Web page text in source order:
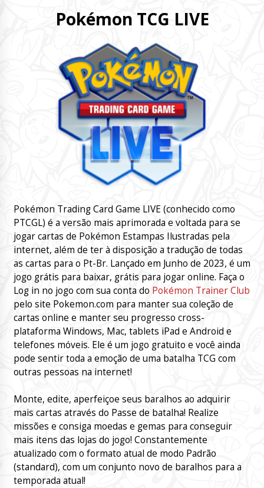
Pokémon TCG LIVE
Pokémon Trading Card Game LIVE (conhecido como
PTCGL) é a versão mais aprimorada e voltada para se
jogar cartas de Pokémon Estampas Ilustradas pela
internet, além de ter à disposição a tradução de todas
as cartas para o Pt-Br. Lançado em Junho de 2023, é um
jogo grátis para baixar, grátis para jogar online. Faça o
Log in no jogo com sua conta do Pokémon Trainer Club
pelo site Pokemon.com para manter sua coleção de
cartas online e manter seu progresso cross-
plataforma Windows, Mac, tablets iPad e Android e
telefones móveis. Ele é um jogo gratuito e você ainda
pode sentir toda a emoção de uma batalha TCG com
outras pessoas na internet!
Monte, edite, aperfeiçoe seus baralhos ao adquirir
mais cartas através do Passe de batalha! Realize
missões e consiga moedas e gemas para conseguir
mais itens das lojas do jogo! Constantemente
atualizado com o formato atual de modo Padrão
(standard), com um conjunto novo de baralhos para a
temporada atual!